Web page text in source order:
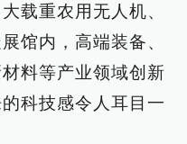
载重农用无人机、
馆内，高端装备、
料等产业领域创新
科技感令人耳目一